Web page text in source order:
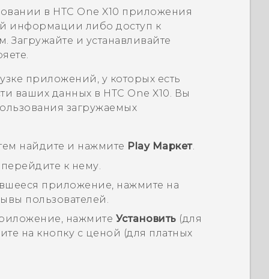
в HTC One X10 приложения
информации либо доступ к
и устанавливайте
приложений, у которых есть
ваших данных в HTC One X10 . Вы
загружаемых
найдите и нажмите Play Маркет.
к нему.
приложение, нажмите на
пользователей.
нажмите Установить (для
на кнопку с ценой (для платных